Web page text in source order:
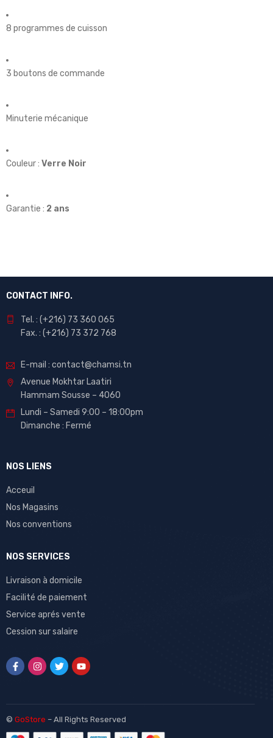
8 programmes de cuisson
3 boutons de commande
Minuterie mécanique
Couleur : Verre Noir
Garantie : 2 ans
CONTACT INFO.
Tel. : (+216) 73 360 065
Fax. : (+216) 73 372 768
E-mail : contact@chamsi.tn
Avenue Mokhtar Laatiri
Hammam Sousse – 4060
Lundi – Samedi 9:00 – 18:00pm
Dimanche : Fermé
NOS LIENS
Acceuil
Nos Magasins
Nos conventions
NOS SERVICES
Livraison à domicile
Facilité de paiement
Service aprés vente
Cession sur salaire
© GoStore – All Rights Reserved